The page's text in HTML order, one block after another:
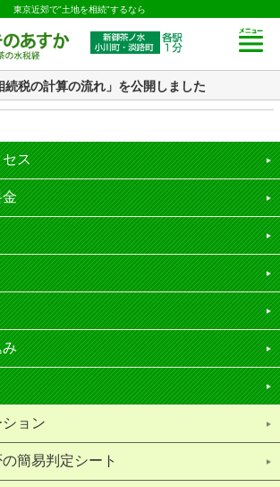
東京近郊で"土地を相続"するなら
税の計算の流れ」を公開しました
ス
金
み
ョン
簡易判定シート